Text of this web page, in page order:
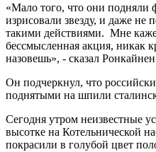
«Мало того, что они подняли
изрисовали звезду, и даже не
такими действиями. Мне
бессмысленная акция, никак
назовешь», - сказал
Он подчеркнул, что
поднятыми на шпили
Сегодня утром неизвестные
высотке на Котельнической
покрасили в голубой цвет